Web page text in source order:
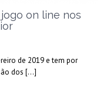
on line nos
de 2019 e tem por
dos […]